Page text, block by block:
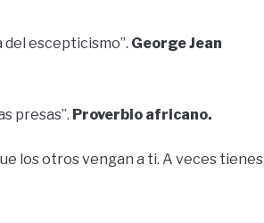
del escepticismo”. George Jean
presas”. Proverbio africano.
los otros vengan a ti. A veces tienes